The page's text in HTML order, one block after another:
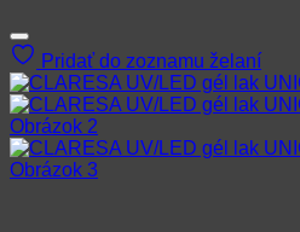
Pridať do zoznamu želaní